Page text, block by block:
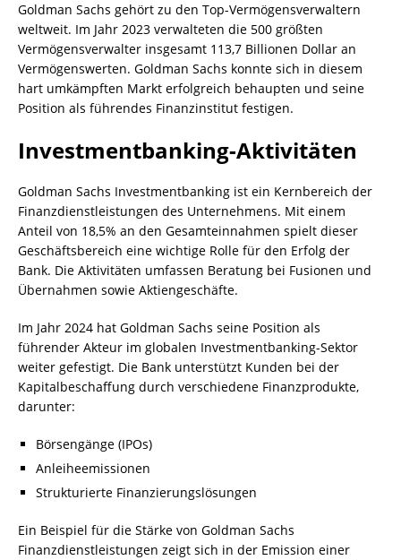
Goldman Sachs gehört zu den Top-Vermögensverwaltern
weltweit. Im Jahr 2023 verwalteten die 500 größten
Vermögensverwalter insgesamt 113,7 Billionen Dollar an
Vermögenswerten. Goldman Sachs konnte sich in diesem
hart umkämpften Markt erfolgreich behaupten und seine
Position als führendes Finanzinstitut festigen.
Investmentbanking-Aktivitäten
Goldman Sachs Investmentbanking ist ein Kernbereich der
Finanzdienstleistungen des Unternehmens. Mit einem
Anteil von 18,5% an den Gesamteinnahmen spielt dieser
Geschäftsbereich eine wichtige Rolle für den Erfolg der
Bank. Die Aktivitäten umfassen Beratung bei Fusionen und
Übernahmen sowie Aktiengeschäfte.
Im Jahr 2024 hat Goldman Sachs seine Position als
führender Akteur im globalen Investmentbanking-Sektor
weiter gefestigt. Die Bank unterstützt Kunden bei der
Kapitalbeschaffung durch verschiedene Finanzprodukte,
darunter:
Börsengänge (IPOs)
Anleiheemissionen
Strukturierte Finanzierungslösungen
Ein Beispiel für die Stärke von Goldman Sachs
Finanzdienstleistungen zeigt sich in der Emission einer